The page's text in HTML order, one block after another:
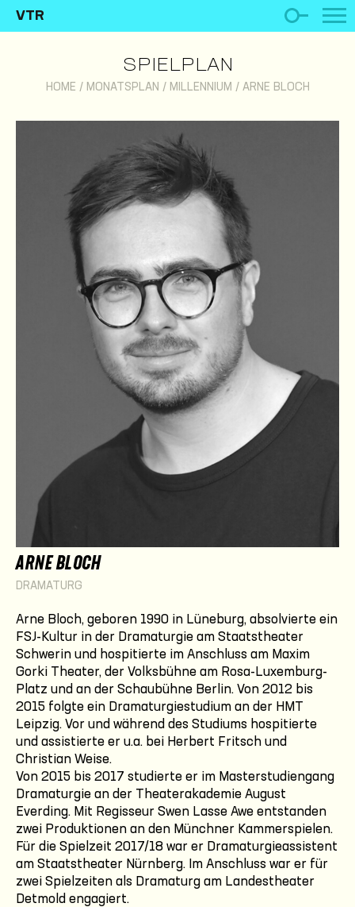
VTR
SPIELPLAN
HOME / MONATSPLAN / MILLENNIUM / ARNE BLOCH
ARNE BLOCH
DRAMATURG
Arne Bloch, geboren 1990 in Lüneburg, absolvierte ein
FSJ-Kultur in der Dramaturgie am Staatstheater
Schwerin und hospitierte im Anschluss am Maxim
Gorki Theater, der Volksbühne am Rosa-Luxemburg-
Platz und an der Schaubühne Berlin. Von 2012 bis
2015 folgte ein Dramaturgiestudium an der HMT
Leipzig. Vor und während des Studiums hospitierte
und assistierte er u.a. bei Herbert Fritsch und
Christian Weise.
Von 2015 bis 2017 studierte er im Masterstudiengang
Dramaturgie an der Theaterakademie August
Everding. Mit Regisseur Swen Lasse Awe entstanden
zwei Produktionen an den Münchner Kammerspielen.
Für die Spielzeit 2017/18 war er Dramaturgieassistent
am Staatstheater Nürnberg. Im Anschluss war er für
zwei Spielzeiten als Dramaturg am Landestheater
Detmold engagiert.